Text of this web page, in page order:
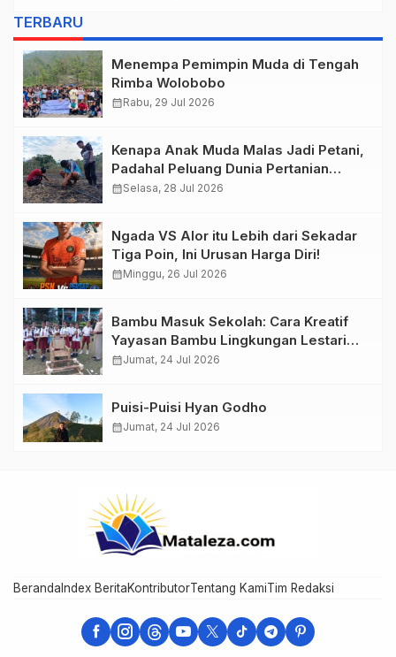
TERBARU
Menempa Pemimpin Muda di Tengah
Rimba Wolobobo
calendar_monthRabu, 29 Jul 2026
Kenapa Anak Muda Malas Jadi Petani,
Padahal Peluang Dunia Pertanian
Menjanjikan?
calendar_monthSelasa, 28 Jul 2026
Ngada VS Alor itu Lebih dari Sekadar
Tiga Poin, Ini Urusan Harga Diri!
calendar_monthMinggu, 26 Jul 2026
Bambu Masuk Sekolah: Cara Kreatif
Yayasan Bambu Lingkungan Lestari
Rayakan Hari Anak Nasional di
calendar_monthJumat, 24 Jul 2026
Puisi-Puisi Hyan Godho
calendar_monthJumat, 24 Jul 2026
Beranda Index BeritaKontributorTentang KamiTim Redaksi